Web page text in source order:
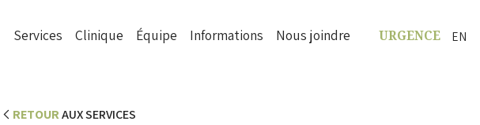
Services Clinique Équipe Informations Nous joindre URGENCE EN
RETOURAUX SERVICES